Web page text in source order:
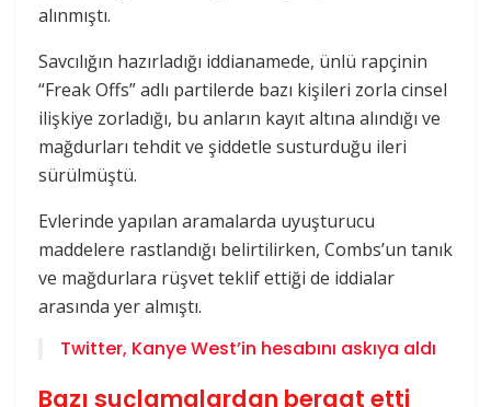
alınmıştı.
Savcılığın hazırladığı iddianamede, ünlü rapçinin
“Freak Offs” adlı partilerde bazı kişileri zorla cinsel
ilişkiye zorladığı, bu anların kayıt altına alındığı ve
mağdurları tehdit ve şiddetle susturduğu ileri
sürülmüştü.
Evlerinde yapılan aramalarda uyuşturucu
maddelere rastlandığı belirtilirken, Combs’un tanık
ve mağdurlara rüşvet teklif ettiği de iddialar
arasında yer almıştı.
Twitter, Kanye West’in hesabını askıya aldı
Bazı suçlamalardan beraat etti